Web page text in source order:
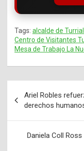
Tags: alcalde de
Centro de Visitantes
Mesa de Trabajo La
Navegación
de
entradas
Ariel Robles
derechos
Daniela Coll